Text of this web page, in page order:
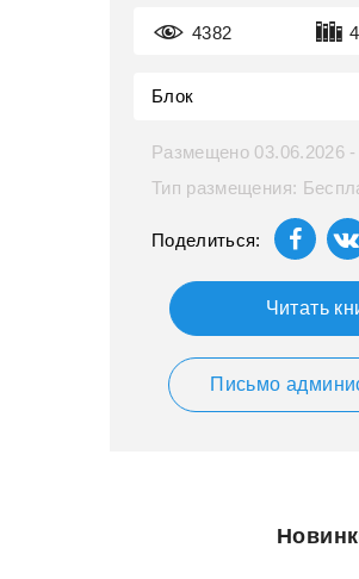
4382
Блок
Размещено 03.06.2026 -
Тип размещения:
Поделиться:
Читать
Письмо